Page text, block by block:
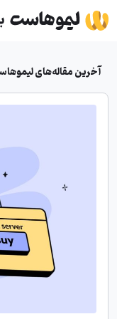
Skip
to
آخرین مقاله‌های